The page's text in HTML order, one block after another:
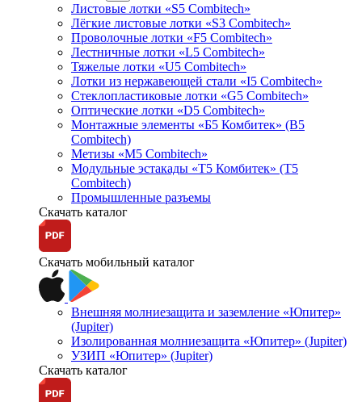
Листовые лотки «S5 Combitech»
Лёгкие листовые лотки «S3 Combitech»
Проволочные лотки «F5 Combitech»
Лестничные лотки «L5 Combitech»
Тяжелые лотки «U5 Combitech»
Лотки из нержавеющей стали «I5 Combitech»
Стеклопластиковые лотки «G5 Combitech»
Оптические лотки «D5 Combitech»
Монтажные элементы «Б5 Комбитек» (B5
Combitech)
Метизы «M5 Combitech»
Модульные эстакады «Т5 Комбитек» (T5
Combitech)
Промышленные разъемы
Скачать каталог
Скачать мобильный каталог
Внешняя молниезащита и заземление «Юпитер»
(Jupiter)
Изолированная молниезащита «Юпитер» (Jupiter)
УЗИП «Юпитер» (Jupiter)
Скачать каталог